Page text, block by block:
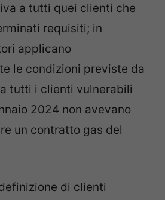
a tutti quei clienti che
requisiti; in
applicano
le condizioni previste da
tutti i clienti vulnerabili
2024 non avevano
un contratto gas del
di clienti